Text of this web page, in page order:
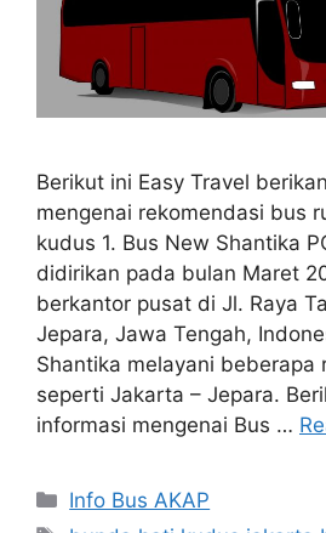
Berikut ini Easy Travel
mengenai rekomendasi bus
kudus 1. Bus New Shantika
didirikan pada bulan Maret
berkantor pusat di Jl. Raya
Jepara, Jawa Tengah,
Shantika melayani beberapa
seperti Jakarta – Jepara.
informasi mengenai Bus …
Categories
Info Bus AKAP